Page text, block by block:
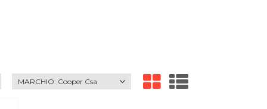
MARCHIO: Cooper Csa